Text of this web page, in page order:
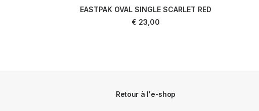
EASTPAK OVAL SINGLE SCARLET RED
€ 23,00
Retour à l'e-shop